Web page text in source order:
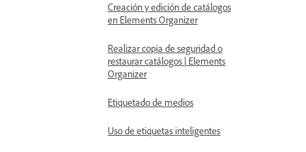
Creación y edición de catálogos
en Elements Organizer
Realizar copia de seguridad o
restaurar catálogos | Elements
Organizer
Etiquetado de medios
Uso de etiquetas inteligentes